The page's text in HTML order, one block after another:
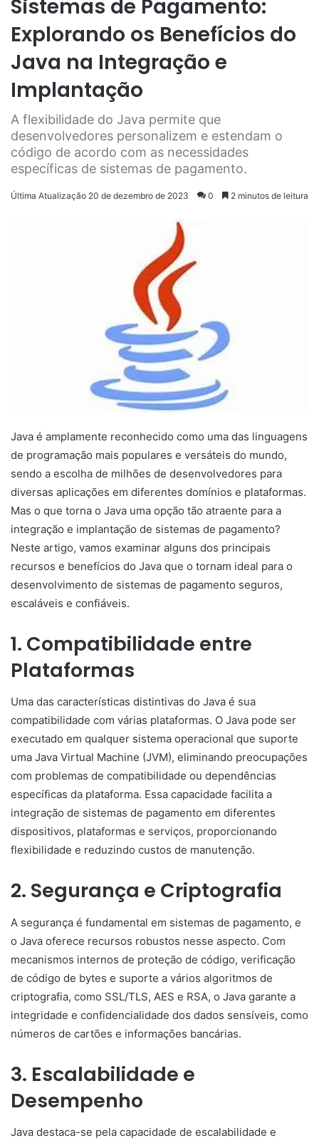
Sistemas de Pagamento:
Explorando os Benefícios do
Java na Integração e
Implantação
A flexibilidade do Java permite que
desenvolvedores personalizem e estendam o
código de acordo com as necessidades
específicas de sistemas de pagamento.
Última Atualização 20 de dezembro de 2023 0 2 minutos de leitura
Java é amplamente reconhecido como uma das linguagens
de programação mais populares e versáteis do mundo,
sendo a escolha de milhões de desenvolvedores para
diversas aplicações em diferentes domínios e plataformas.
Mas o que torna o Java uma opção tão atraente para a
integração e implantação de sistemas de pagamento?
Neste artigo, vamos examinar alguns dos principais
recursos e benefícios do Java que o tornam ideal para o
desenvolvimento de sistemas de pagamento seguros,
escaláveis e confiáveis.
1. Compatibilidade entre
Plataformas
Uma das características distintivas do Java é sua
compatibilidade com várias plataformas. O Java pode ser
executado em qualquer sistema operacional que suporte
uma Java Virtual Machine (JVM), eliminando preocupações
com problemas de compatibilidade ou dependências
específicas da plataforma. Essa capacidade facilita a
integração de sistemas de pagamento em diferentes
dispositivos, plataformas e serviços, proporcionando
flexibilidade e reduzindo custos de manutenção.
2. Segurança e Criptografia
A segurança é fundamental em sistemas de pagamento, e
o Java oferece recursos robustos nesse aspecto. Com
mecanismos internos de proteção de código, verificação
de código de bytes e suporte a vários algoritmos de
criptografia, como SSL/TLS, AES e RSA, o Java garante a
integridade e confidencialidade dos dados sensíveis, como
números de cartões e informações bancárias.
3. Escalabilidade e
Desempenho
Java destaca-se pela capacidade de escalabilidade e